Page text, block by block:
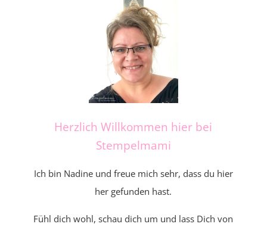
Herzlich Willkommen hier bei
Stempelmami
Ich bin Nadine und freue mich sehr, dass du hier
her gefunden hast.
Fühl dich wohl, schau dich um und lass Dich von